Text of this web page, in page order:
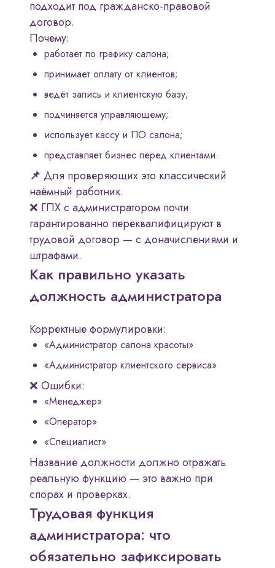
подходит под гражданско-правовой
договор.
Почему:
работает по графику салона;
принимает оплату от клиентов;
ведёт запись и клиентскую базу;
подчиняется управляющему;
использует кассу и ПО салона;
представляет бизнес перед клиентами.
📌 Для проверяющих это классический
наёмный работник.
❌ ГПХ с администратором почти
гарантированно переквалифицируют в
трудовой договор — с доначислениями и
штрафами.
Как правильно указать
должность администратора
Корректные формулировки:
«Администратор салона красоты»
«Администратор клиентского сервиса»
❌ Ошибки:
«Менеджер»
«Оператор»
«Специалист»
Название должности должно отражать
реальную функцию — это важно при
спорах и проверках.
Трудовая функция
администратора: что
обязательно зафиксировать